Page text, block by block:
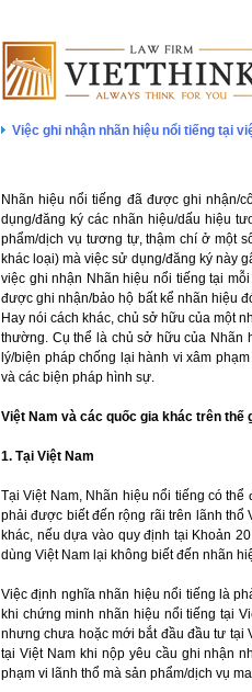
Việc ghi nhận nhãn hiệu nổi tiếng tại
Nhãn hiệu nổi tiếng đã được ghi nhận/
dụng/đăng ký các nhãn hiệu/dấu hiệu
phẩm/dịch vụ tương tự, thậm chí ở một
khác loại) mà việc sử dụng/đăng ký này
việc ghi nhận Nhãn hiệu nổi tiếng tại
được ghi nhận/bảo hộ bất kể nhãn hiệu
Hay nói cách khác, chủ sở hữu của một
thường. Cụ thể là chủ sở hữu của Nhãn
lý/biện pháp chống lại hành vi xâm
và các biện pháp hình sự.
Việt Nam và các quốc gia khác trên thế
1. Tại Việt Nam
Tại Việt Nam, Nhãn hiệu nổi tiếng có
phải được biết đến rộng rãi trên lãnh thổ
khác, nếu dựa vào quy định tại Khoản
dùng Việt Nam lại không biết đến nhãn
Việc định nghĩa nhãn hiệu nổi tiếng là
khi chứng minh nhãn hiệu nổi tiếng tại
nhưng chưa hoặc mới bắt đầu đầu tư tại
tại Việt Nam khi nộp yêu cầu ghi nhận
phạm vi lãnh thổ mà sản phẩm/dịch vụ